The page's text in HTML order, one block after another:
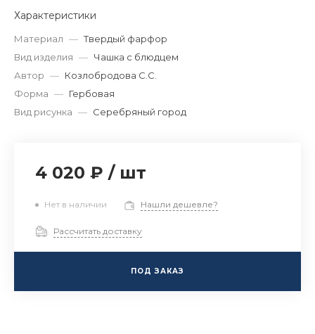
Характеристики
Материал — Твердый фарфор
Вид изделия — Чашка с блюдцем
Автор — Козлобродова С.C.
Форма — Гербовая
Вид рисунка — Серебряный город
4 020 ₽ / шт
Нет в наличии Нашли дешевле?
Рассчитать доставку
ПОД ЗАКАЗ